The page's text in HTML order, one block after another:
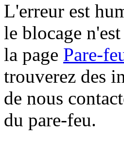
L'erreur est
le blocage
la page Pare-
trouverez des
de nous
du pare-feu.